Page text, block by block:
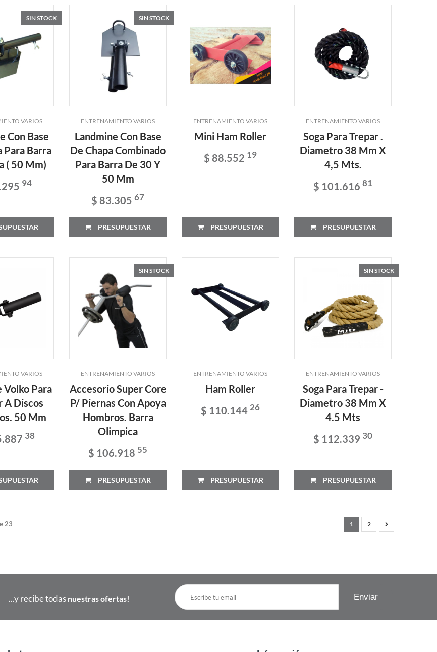
SIN STOCK
VARIOS
Con Base
Para Barra
( 50 Mm)
94
SIN STOCK
ENTRENAMIENTO VARIOS
Landmine Con Base
De Chapa Combinado
Para Barra De 30 Y
50 Mm
$ 83.30567
PRESUPUESTAR
ENTRENAMIENTO VARIOS
Mini Ham Roller
$ 88.552 19
PRESUPUESTAR
ENTRENAMIENTO VARIOS
Soga Para Trepar .
Diametro 38 Mm X
4,5 Mts.
$ 101.61681
PRESUPUESTAR
VARIOS
Volko Para
A Discos
50 Mm
38
SIN STOCK
ENTRENAMIENTO VARIOS
Accesorio Super Core
P/ Piernas Con Apoya
Hombros. Barra
Olimpica
$ 106.918 55
PRESUPUESTAR
ENTRENAMIENTO VARIOS
Ham Roller
$ 110.14426
PRESUPUESTAR
SIN STOCK
ENTRENAMIENTO VARIOS
Soga Para Trepar -
Diametro 38 Mm X
4.5 Mts
$ 112.339 30
PRESUPUESTAR
23 1 2
...y recibe todas nuestras ofertas!